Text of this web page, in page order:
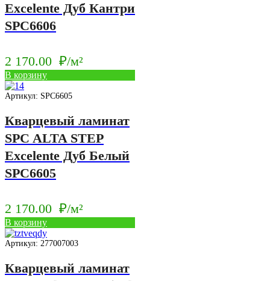
Excelente Дуб Кантри
SPC6606
2 170.00 ₽/м²
В корзину
Артикул: SPC6605
Кварцевый ламинат
SPC ALTA STEP
Excelente Дуб Белый
SPC6605
2 170.00 ₽/м²
В корзину
Артикул: 277007003
Кварцевый ламинат